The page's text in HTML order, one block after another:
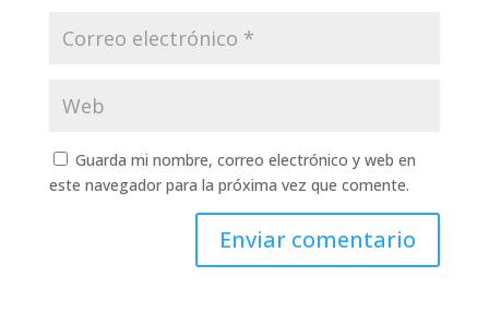
Guarda mi nombre, correo electrónico y web en
este navegador para la próxima vez que comente.